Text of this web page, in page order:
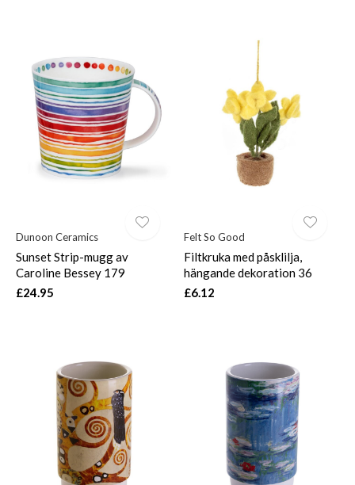
Dunoon Ceramics
Sunset Strip-mugg av
Caroline Bessey 179
£24.95
Felt So Good
Filtkruka med påsklilja,
hängande dekoration 36
£6.12